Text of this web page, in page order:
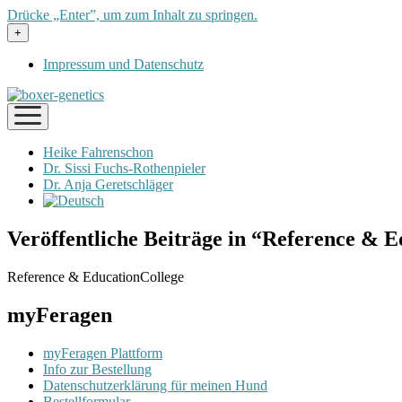
Drücke „Enter”, um zum Inhalt zu springen.
Menü
öffnen
+
Impressum und Datenschutz
Menü
öffnen
Heike Fahrenschon
Dr. Sissi Fuchs-Rothenpieler
Dr. Anja Geretschläger
Veröffentliche Beiträge in “Reference &
Reference & EducationCollege
myFeragen
myFeragen Plattform
Info zur Bestellung
Datenschutzerklärung für meinen Hund